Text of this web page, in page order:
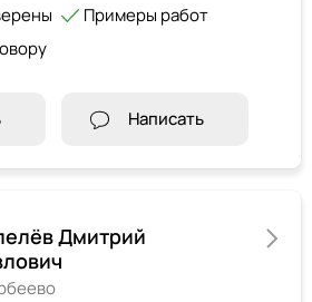
Примеры работ
Написать
Дмитрий